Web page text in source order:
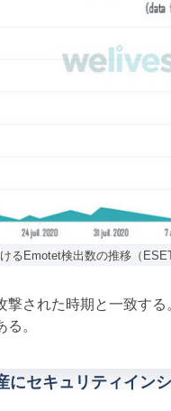
るEmotet検出数の推移（
された時期と一致する
。
にセキュリティイン